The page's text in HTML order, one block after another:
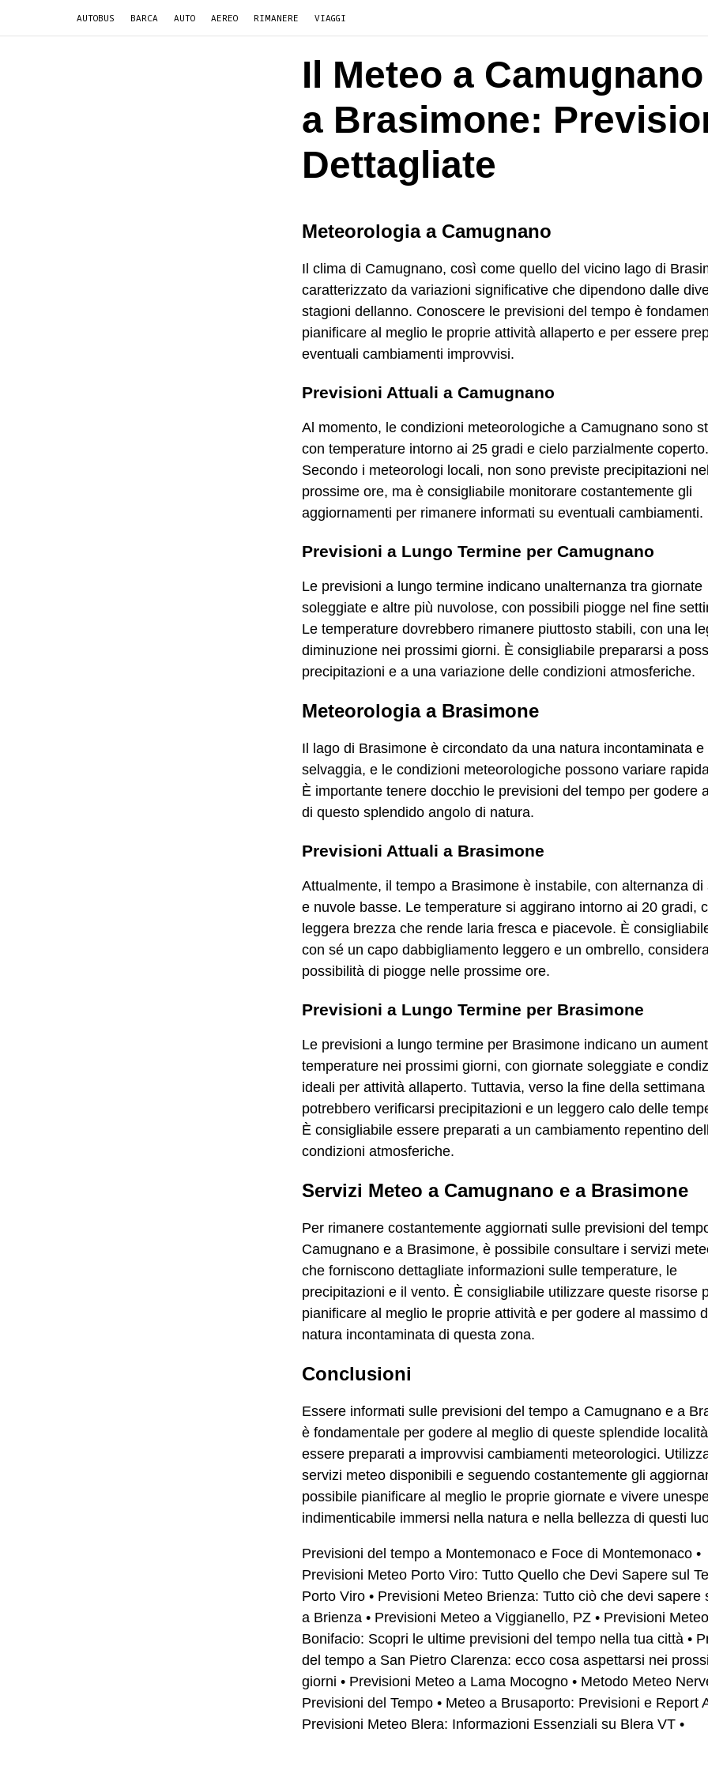
AUTOBUS BARCA AUTO AEREO RIMANERE VIAGGI
Il Meteo a
a Brasimone:
Dettagliate
Meteorologia a Camugnano
Il clima di Camugnano, così come quello del vicino lago di
caratterizzato da variazioni significative che dipendono dalle
stagioni dellanno. Conoscere le previsioni del tempo è
pianificare al meglio le proprie attività allaperto e per essere
eventuali cambiamenti improvvisi.
Previsioni Attuali a Camugnano
Al momento, le condizioni meteorologiche a Camugnano sono
con temperature intorno ai 25 gradi e cielo parzialmente coperto.
Secondo i meteorologi locali, non sono previste precipitazioni
prossime ore, ma è consigliabile monitorare costantemente gli
aggiornamenti per rimanere informati su eventuali cambiamenti.
Previsioni a Lungo Termine per Camugnano
Le previsioni a lungo termine indicano unalternanza tra giornate
soleggiate e altre più nuvolose, con possibili piogge nel fine
Le temperature dovrebbero rimanere piuttosto stabili, con una
diminuzione nei prossimi giorni. È consigliabile prepararsi a
precipitazioni e a una variazione delle condizioni atmosferiche.
Meteorologia a Brasimone
Il lago di Brasimone è circondato da una natura incontaminata e
selvaggia, e le condizioni meteorologiche possono variare
È importante tenere docchio le previsioni del tempo per godere
di questo splendido angolo di natura.
Previsioni Attuali a Brasimone
Attualmente, il tempo a Brasimone è instabile, con alternanza di
e nuvole basse. Le temperature si aggirano intorno ai 20 gradi,
leggera brezza che rende laria fresca e piacevole. È
con sé un capo dabbigliamento leggero e un ombrello,
possibilità di piogge nelle prossime ore.
Previsioni a Lungo Termine per Brasimone
Le previsioni a lungo termine per Brasimone indicano un
temperature nei prossimi giorni, con giornate soleggiate e
ideali per attività allaperto. Tuttavia, verso la fine della settimana
potrebbero verificarsi precipitazioni e un leggero calo delle
È consigliabile essere preparati a un cambiamento repentino
condizioni atmosferiche.
Servizi Meteo a Camugnano e a Brasimone
Per rimanere costantemente aggiornati sulle previsioni del
Camugnano e a Brasimone, è possibile consultare i servizi
che forniscono dettagliate informazioni sulle temperature, le
precipitazioni e il vento. È consigliabile utilizzare queste risorse
pianificare al meglio le proprie attività e per godere al massimo
natura incontaminata di questa zona.
Conclusioni
Essere informati sulle previsioni del tempo a Camugnano e a
è fondamentale per godere al meglio di queste splendide
essere preparati a improvvisi cambiamenti meteorologici.
servizi meteo disponibili e seguendo costantemente gli
possibile pianificare al meglio le proprie giornate e vivere
indimenticabile immersi nella natura e nella bellezza di questi
Previsioni del tempo a Montemonaco e Foce di Montemonaco •
Previsioni Meteo Porto Viro: Tutto Quello che Devi Sapere sul
Porto Viro • Previsioni Meteo Brienza: Tutto ciò che devi sapere
a Brienza • Previsioni Meteo a Viggianello, PZ • Previsioni
Bonifacio: Scopri le ultime previsioni del tempo nella tua città •
del tempo a San Pietro Clarenza: ecco cosa aspettarsi nei
giorni • Previsioni Meteo a Lama Mocogno • Metodo Meteo
Previsioni del Tempo • Meteo a Brusaporto: Previsioni e Report
Previsioni Meteo Blera: Informazioni Essenziali su Blera VT •